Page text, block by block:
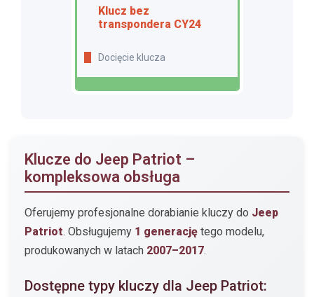
Klucz bez
transpondera CY24
Docięcie klucza
Klucze do Jeep Patriot –
kompleksowa obsługa
Oferujemy profesjonalne dorabianie kluczy do Jeep
Patriot. Obsługujemy 1 generację tego modelu,
produkowanych w latach 2007–2017.
Dostępne typy kluczy dla Jeep Patriot: